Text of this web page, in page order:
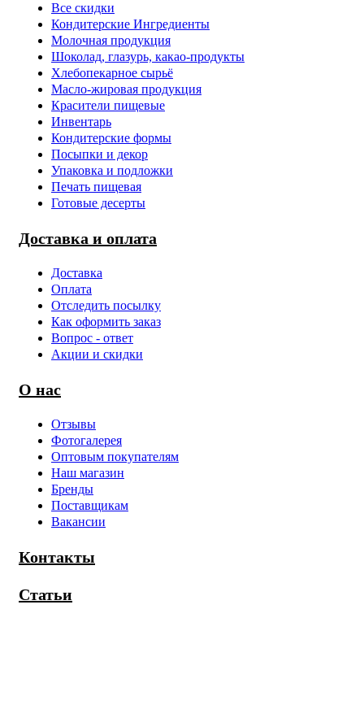
Все скидки
Кондитерские Ингредиенты
Молочная продукция
Шоколад, глазурь, какао-продукты
Хлебопекарное сырьё
Масло-жировая продукция
Красители пищевые
Инвентарь
Кондитерские формы
Посыпки и декор
Упаковка и подложки
Печать пищевая
Готовые десерты
Доставка и оплата
Доставка
Оплата
Отследить посылку
Как оформить заказ
Вопрос - ответ
Акции и скидки
О нас
Отзывы
Фотогалерея
Оптовым покупателям
Наш магазин
Бренды
Поставщикам
Вакансии
Контакты
Статьи